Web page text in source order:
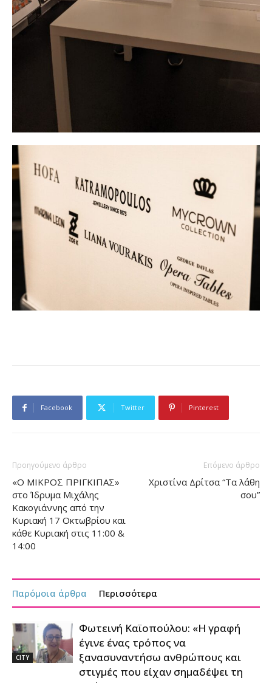
Facebook Twitter Pinterest
Προηγούμενο άρθρο
«Ο ΜΙΚΡΟΣ ΠΡΙΓΚΙΠΑΣ»
στο Ίδρυμα Μιχάλης
Κακογιάννης από την
Κυριακή 17 Οκτωβρίου και
κάθε Κυριακή στις 11:00 &
14:00
Επόμενο άρθρο
Χριστίνα Δρίτσα “Τα λάθη
σου”
Παρόμοια άρθρα Περισσότερα
CITY
Φωτεινή Καϊοπούλου: «Η γραφή
έγινε ένας τρόπος να
ξανασυναντήσω ανθρώπους και
στιγμές που είχαν σημαδέψει τη